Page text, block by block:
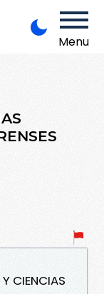
Menu
CIENCIAS